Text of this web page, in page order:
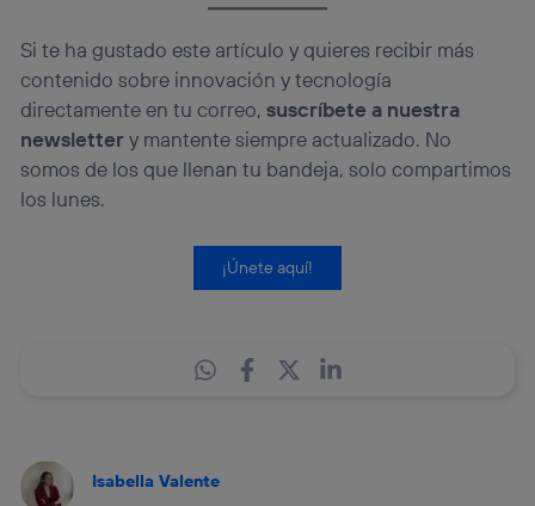
Si te ha gustado este artículo y quieres recibir más
contenido sobre innovación y tecnología
directamente en tu correo,suscríbete a nuestra
newslettery mantente siempre actualizado. No
somos de los que llenan tu bandeja, solo compartimos
los lunes.
¡Únete aquí!
Isabella Valente